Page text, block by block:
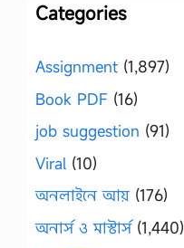
Categories
Assignment (1,897)
Book PDF (16)
job suggestion (91)
Viral (10)
অনলাইনে আয় (176)
অনার্স ও মাস্টার্স(1,440)